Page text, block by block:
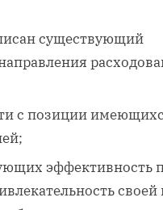
существующий
с позиции
эффективность
своей